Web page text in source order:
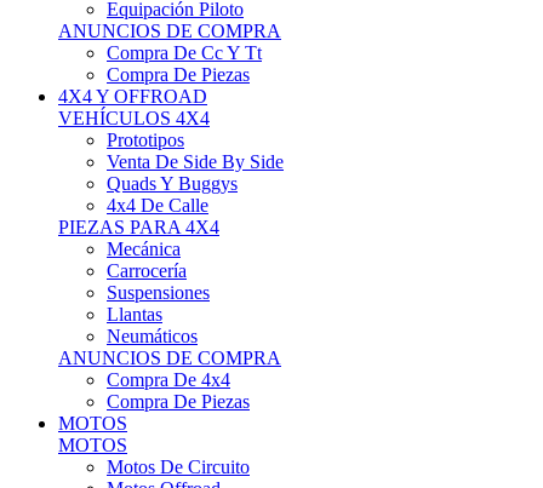
Equipación Piloto
ANUNCIOS DE COMPRA
Compra De Cc Y Tt
Compra De Piezas
4X4 Y OFFROAD
VEHÍCULOS 4X4
Prototipos
Venta De Side By Side
Quads Y Buggys
4x4 De Calle
PIEZAS PARA 4X4
Mecánica
Carrocería
Suspensiones
Llantas
Neumáticos
ANUNCIOS DE COMPRA
Compra De 4x4
Compra De Piezas
MOTOS
MOTOS
Motos De Circuito